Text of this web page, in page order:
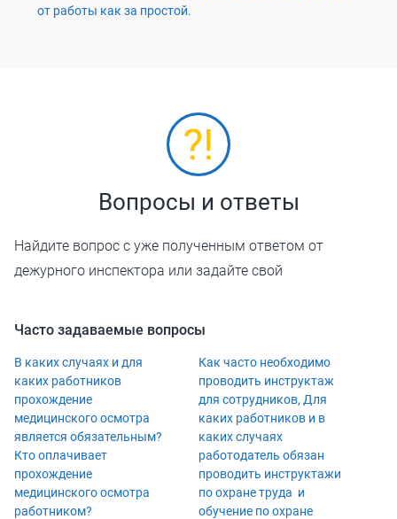
от работы как за простой.
Вопросы и ответы
Найдите вопрос с уже полученным ответом от
дежурного инспектора или задайте свой
Часто задаваемые вопросы
В каких случаях и для
каких работников
прохождение
медицинского осмотра
является обязательным?
Кто оплачивает
прохождение
медицинского осмотра
работником?
Как часто необходимо
проводить инструктаж
для сотрудников, Для
каких работников и в
каких случаях
работодатель обязан
проводить инструктажи
по охране труда и
обучение по охране